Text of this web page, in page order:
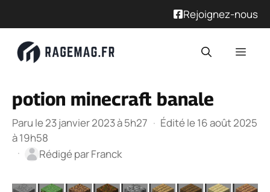
Rejoignez-nous
potion minecraft banale
Paru le 23 janvier 2023 à 5h27 · Édité le 16 août 2025
à 19h58
·
Rédigé parFranck